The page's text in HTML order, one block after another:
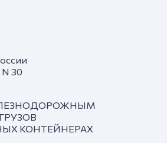
30
КОНТЕЙНЕРАХ